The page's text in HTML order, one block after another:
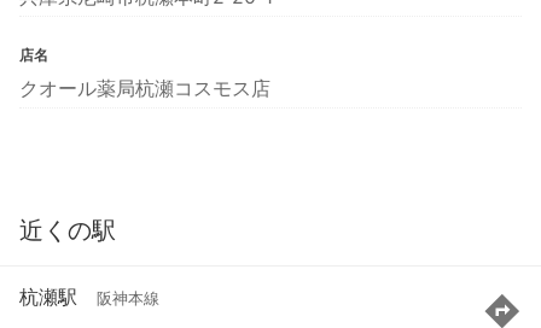
店名
クオール薬局杭瀬コスモス店
近くの駅
杭瀬駅 阪神本線